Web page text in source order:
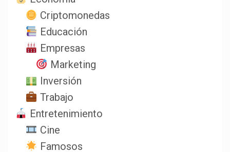
Criptomonedas
Educación
Empresas
Marketing
Inversión
Trabajo
Entretenimiento
Cine
Famosos